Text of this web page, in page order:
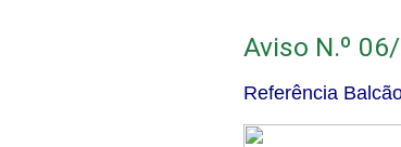
Aviso N.º
Referência